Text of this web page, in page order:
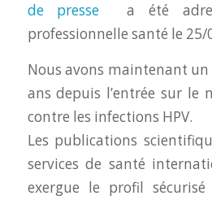
de presse a été
professionnelle santé le 25/
Nous avons maintenant un
ans depuis l’entrée sur le
contre les infections HPV.
Les publications
services de santé
exergue le profil